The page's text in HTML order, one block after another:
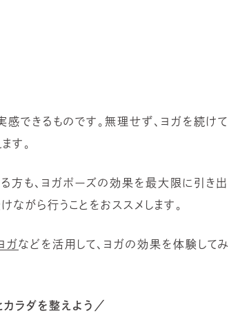
感できるものです。無理せず、ヨガを続けて
す。
方も、ヨガポーズの効果を最大限に引き出
ながら行うことをおススメします。
ガなどを活用して、ヨガの効果を体験してみ
ラダを整えよう／